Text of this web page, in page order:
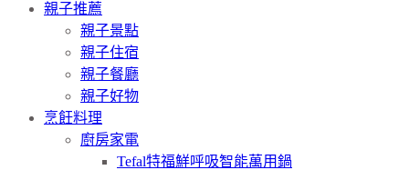
親子推薦
親子景點
親子住宿
親子餐廳
親子好物
烹飪料理
廚房家電
Tefal特福鮮呼吸智能萬用鍋